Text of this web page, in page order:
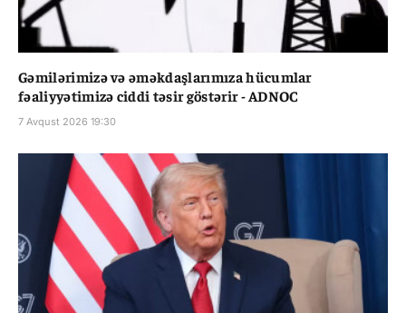
Gəmilərimizə və əməkdaşlarımıza hücumlar
fəaliyyətimizə ciddi təsir göstərir - ADNOC
7 Avqust 2026 19:30